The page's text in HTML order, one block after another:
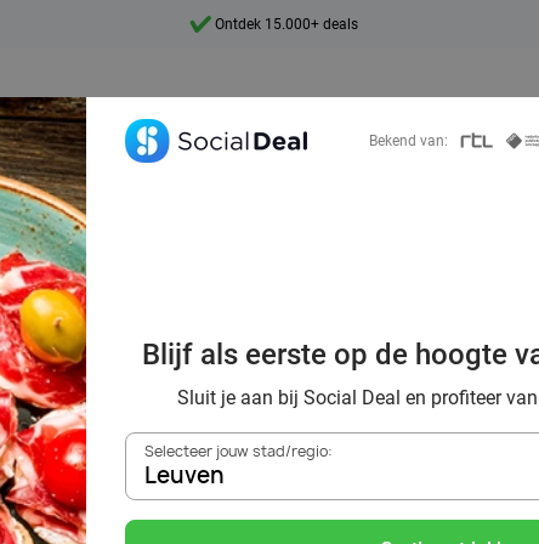
7 dagen per week beschikbaar
voordelig de
in
omgeving
Bekend van:
Blijf als eerste op de hoogte
Sluit je aan bij Social Deal en profiteer
Selecteer jouw stad/regio:
Leuven